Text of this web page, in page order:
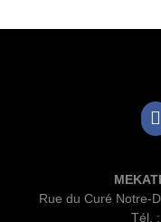
Rue du Curé Notre-
Tél. :